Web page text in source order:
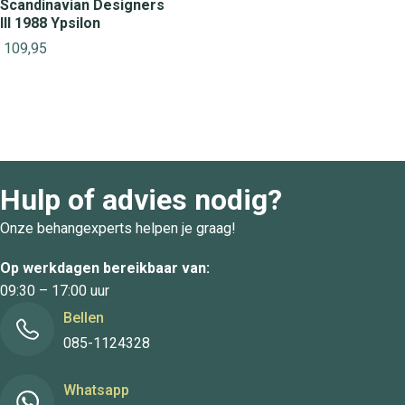
Scandinavian Designers
III 1988 Ypsilon
109,95
Hulp of advies nodig?
Onze behangexperts helpen je graag!
Op werkdagen bereikbaar van:
09:30 – 17:00 uur
Bellen
085-1124328
Whatsapp